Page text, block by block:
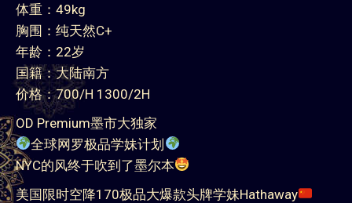
体重：49kg
胸围：纯天然C+
年龄：22岁
国籍：大陆南方
价格：700/H 1300/2H
OD Premium墨市大独家
全球网罗极品学妹计划
NYC的风终于吹到了墨尔本
美国限时空降170极品大爆款头牌学妹Hathaway